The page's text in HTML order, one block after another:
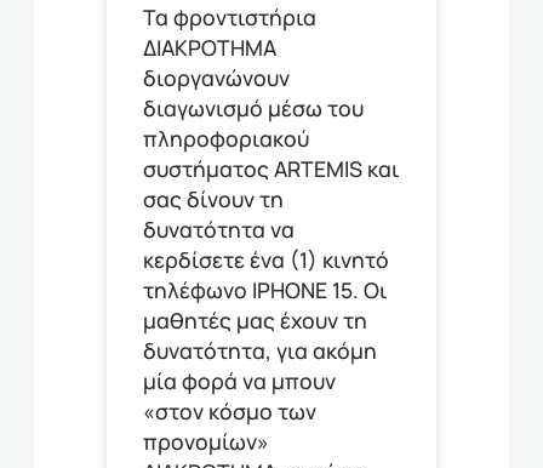
Τα φροντιστήρια
ΔΙΑΚΡΟΤΗΜΑ
διοργανώνουν
διαγωνισμό μέσω του
πληροφοριακού
συστήματος ARTEMIS και
σας δίνουν τη
δυνατότητα να
κερδίσετε ένα (1) κινητό
τηλέφωνο ΙΡΗΟΝΕ 15. Οι
μαθητές μας έχουν τη
δυνατότητα, για ακόμη
μία φορά να μπουν
«στον κόσμο των
προνομίων»